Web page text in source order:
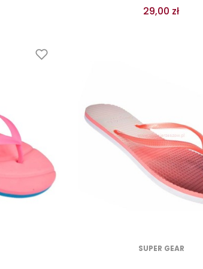
29,00 zł
SUPER GEAR